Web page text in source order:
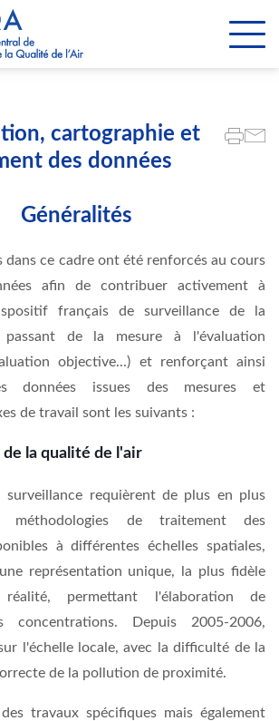
cartographie et
des données
Généralités
dans ce cadre ont été renforcés au cours
afin de contribuer activement à
français de surveillance de la
de la mesure à l'évaluation
objective...) et renforçant ainsi
données issues des mesures et
de travail sont les suivants :
la qualité de l'air
surveillance requièrent de plus en plus
méthodologies de traitement des
à différentes échelles spatiales,
représentation unique, la plus fidèle
permettant l'élaboration de
concentrations. Depuis 2005-2006,
l'échelle locale, avec la difficulté de la
de la pollution de proximité.
travaux spécifiques mais également